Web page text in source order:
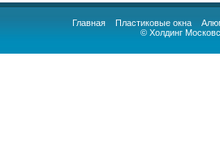
Главная Пластиковые окна
© Холдинг